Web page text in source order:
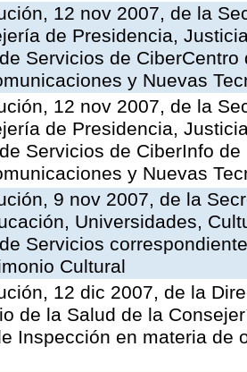
12 nov 2007, de la
de Presidencia,
Servicios de
y Nuevas
12 nov 2007, de la
de Presidencia,
Servicios de CiberInfo
y Nuevas
9 nov 2007, de la
Universidades,
Servicios
Cultural
12 dic 2007, de la
de la Salud de la
Inspección en materia de